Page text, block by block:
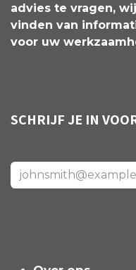
advies te vragen,
vinden van
voor uw
SCHRIJF JE IN